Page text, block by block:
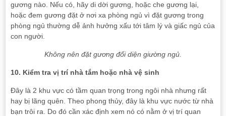
gương nào. Nếu có, hãy di dời gương, hoặc che gương lại,
hoặc đem gương đặt ở nơi xa phòng ngủ vì đặt gương trong
phòng ngủ thường dễ ảnh hưởng xấu tới tâm lý và giấc ngủ của
con người.
Không nên đặt gương đối diện giường ngủ.
10. Kiểm tra vị trí nhà tắm hoặc nhà vệ sinh
Đây là 2 khu vực có tầm quan trọng trong ngôi nhà nhưng rất
hay bị lãng quên. Theo phong thủy, đây là khu vực nước từ nhà
bạn trôi ra. Do đó cần xác định xem nó có nằm ở vị trí quan